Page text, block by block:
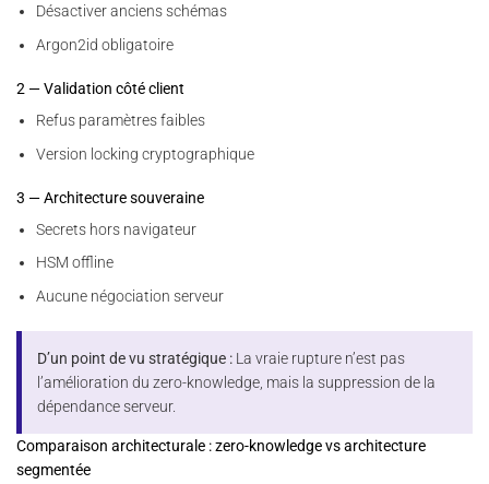
Désactiver anciens schémas
Argon2id obligatoire
2 — Validation côté client
Refus paramètres faibles
Version locking cryptographique
3 — Architecture souveraine
Secrets hors navigateur
HSM offline
Aucune négociation serveur
D’un point de vu stratégique : La vraie rupture n’est pas
l’amélioration du zero-knowledge, mais la suppression de la
dépendance serveur.
Comparaison architecturale : zero-knowledge vs architecture
segmentée